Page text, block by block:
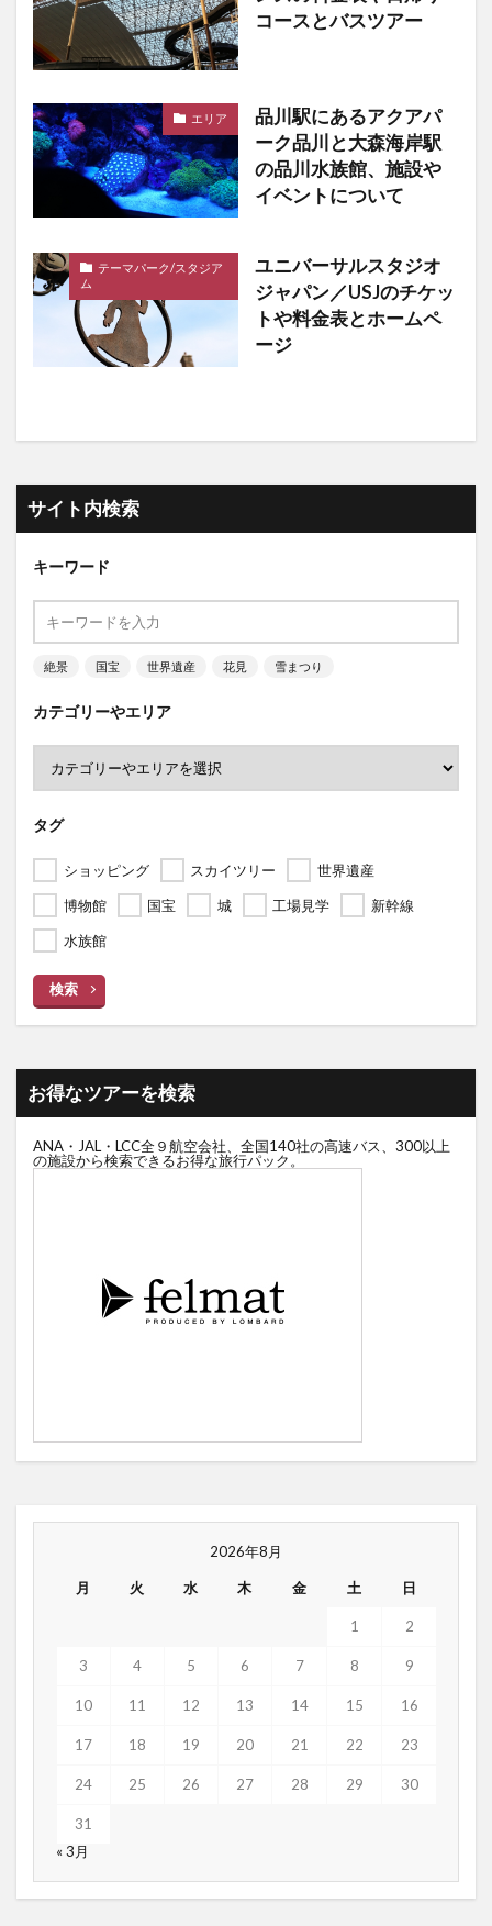
コースとバスツアー
エリア
品川駅にあるアクアパ
ーク品川と大森海岸駅
の品川水族館、施設や
イベントについて
テーマパーク/スタジア
ム
ユニバーサルスタジオ
ジャパン／USJのチケッ
トや料金表とホームペ
ージ
サイト内検索
キーワード
絶景 国宝 世界遺産 花見 雪まつり
カテゴリーやエリア
タグ
ショッピング スカイツリー
世界遺産
博物館
国宝 城 工場見学
新幹線
水族館
検索
お得なツアーを検索
ANA・JAL・LCC全９航空会社、全国140社の高速バス、300以上
の施設から検索できるお得な旅行パック。
2026年8月
月 火 水 木 金 土 日
1 2
3 4 5 6 7 8 9
10 11 12 13 14 15 16
17 18 19 20 21 22 23
24 25 26 27 28 29 30
31
« 3月